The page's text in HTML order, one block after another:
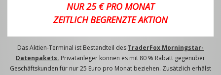
NUR 25 € PRO MONAT
ZEITLICH BEGRENZTE AKTION
Das Aktien-Terminal ist Bestandteil des TraderFox Morningstar-
Datenpakets. Privatanleger können es mit 80 % Rabatt gegenüber
Geschäftskunden für nur 25 Euro pro Monat beziehen. Zusätzlich erhälst